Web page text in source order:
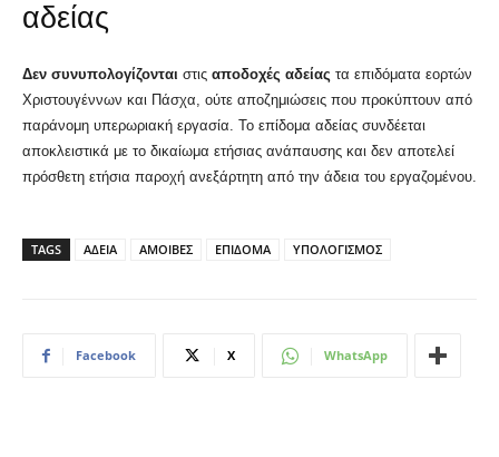
αδείας
Δεν συνυπολογίζονται στις αποδοχές αδείας τα επιδόματα εορτών
Χριστουγέννων και Πάσχα, ούτε αποζημιώσεις που προκύπτουν από
παράνομη υπερωριακή εργασία. Το επίδομα αδείας συνδέεται
αποκλειστικά με το δικαίωμα ετήσιας ανάπαυσης και δεν αποτελεί
πρόσθετη ετήσια παροχή ανεξάρτητη από την άδεια του εργαζομένου.
TAGS ΑΔΕΙΑ ΑΜΟΙΒΕΣ ΕΠΙΔΟΜΑ ΥΠΟΛΟΓΙΣΜΟΣ
Facebook X WhatsApp